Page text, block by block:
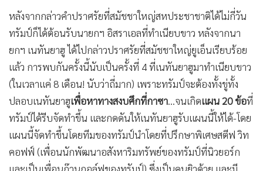
Factcheck
ญี่ปุ่น
News1
• Gotomanager
ด้วย
หนึ่งในการระงับการรบกันก็คือ ระหว่างไทยและเขมรนั่นเอง
เขาไม่ลืมเน้นว่า แค่การหยุดยิงเพียงเหตุการณ์เดียว ก็เหมาะสม
สำหรับการได้รับรางวัลสันติภาพโนเบลแล้ว (คงหมายถึงในอดีต
ที่รางวัลนี้ได้มอบให้แก่บุคคลที่หยุดเพียงสงครามเดียวเช่น ดร.คิส
ซินเจอร์ ที่นำสันติภาพมาสู่สงครามเวียดนาม เป็นต้น)